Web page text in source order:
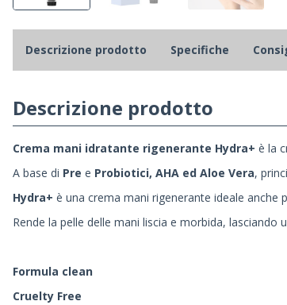
Descrizione prodotto Specifiche
Descrizione prodotto
Crema mani idratante rigenerante Hydra+ è la
A base di Pre e Probiotici, AHA ed Aloe Vera,
Hydra+ è una crema mani rigenerante ideale anche
Rende la pelle delle mani liscia e morbida, lasciando
Formula clean
Cruelty Free